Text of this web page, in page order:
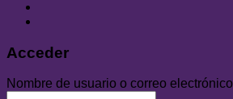
Acceder
Nombre de usuario o correo electrónico